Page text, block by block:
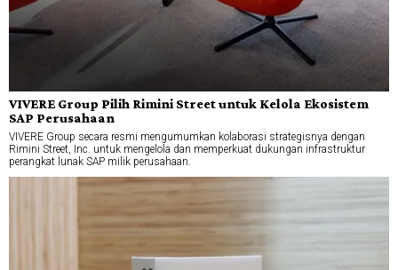
VIVERE Group Pilih Rimini Street untuk Kelola Ekosistem
SAP Perusahaan
VIVERE Group secara resmi mengumumkan kolaborasi strategisnya dengan
Rimini Street, Inc. untuk mengelola dan memperkuat dukungan infrastruktur
perangkat lunak SAP milik perusahaan.